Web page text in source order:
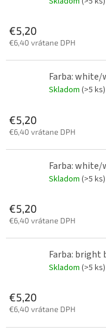
€5,20
€6,40 vrátane DPH
Farba: white/
Skladom (>5 ks)
€5,20
€6,40 vrátane DPH
Farba: white/
Skladom (>5 ks)
€5,20
€6,40 vrátane DPH
Farba: bright
Skladom (>5 ks)
€5,20
€6,40 vrátane DPH